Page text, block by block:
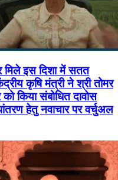
मिले इस दिशा में सतत
कृषि मंत्री ने श्री तोमर
किया संबोधित दावोस
हेतु नवाचार पर वर्चुअल